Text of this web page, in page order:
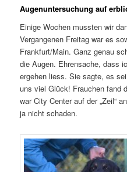
Augenuntersuchung auf
Einige Wochen mussten wir
Vergangenen Freitag war es
Frankfurt/Main. Ganz genau
die Augen. Ehrensache, dass
ergehen liess. Sie sagte, es
uns viel Glück! Frauchen fand
war City Center auf der „Zeil“
ja nicht schaden.